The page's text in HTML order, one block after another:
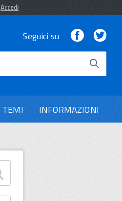
Accedi
Seguici su Facebook
TEMI INFORMAZIONI